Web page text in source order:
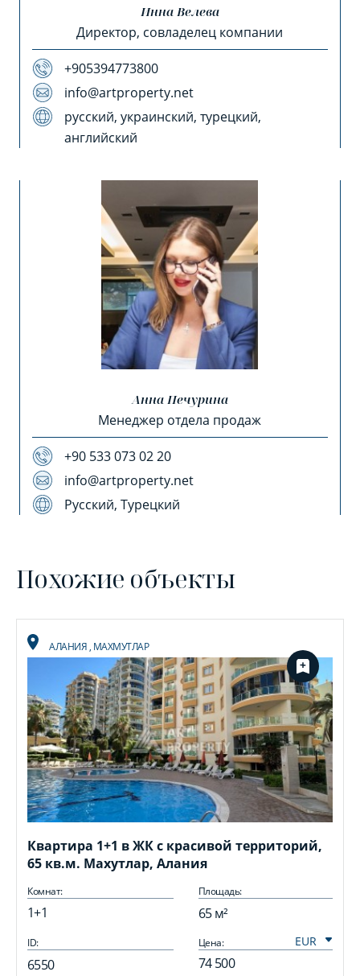
Инна Велева
Директор, совладелец компании
+905394773800
info@artproperty.net
русский, украинский, турецкий,
английский
Анна Печурина
Менеджер отдела продаж
+90 533 073 02 20
info@artproperty.net
Русский, Турецкий
Похожие объекты
АЛАНИЯ, МАХМУТЛАР
Квартира 1+1 в ЖК с красивой территорий,
65 кв.м. Махутлар, Алания
Комнат:
1+1
Площадь:
65 м²
ID:
6550
Цена:
74 500